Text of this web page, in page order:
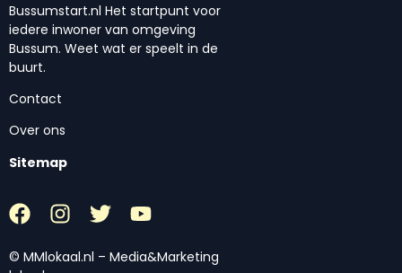
Bussumstart.nl Het startpunt voor
iedere inwoner van omgeving
Bussum. Weet wat er speelt in de
buurt.
Contact
Over ons
Sitemap
© MMlokaal.nl – Media&Marketing